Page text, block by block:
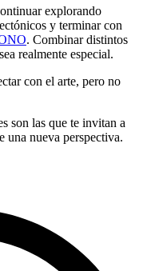
explorando
y terminar con
. Combinar distintos
realmente especial.
con el arte, pero no
son las que te invitan a
una nueva perspectiva.